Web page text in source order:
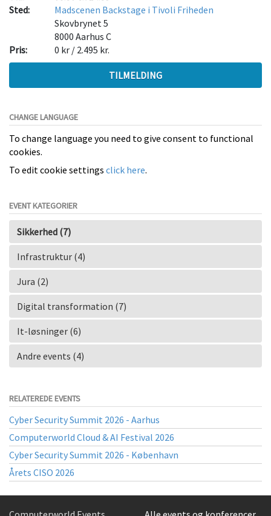
Sted:
Madscenen Backstage i Tivoli Friheden
Skovbrynet 5
8000 Aarhus C
Pris:
0 kr / 2.495 kr.
TILMELDING
CHANGE LANGUAGE
To change language you need to give consent to functional
cookies.
To edit cookie settings click here.
EVENT KATEGORIER
Sikkerhed (7)
Infrastruktur (4)
Jura (2)
Digital transformation (7)
It-løsninger (6)
Andre events (4)
RELATEREDE EVENTS
Cyber Security Summit 2026 - Aarhus
Computerworld Cloud & AI Festival 2026
Cyber Security Summit 2026 - København
Årets CISO 2026